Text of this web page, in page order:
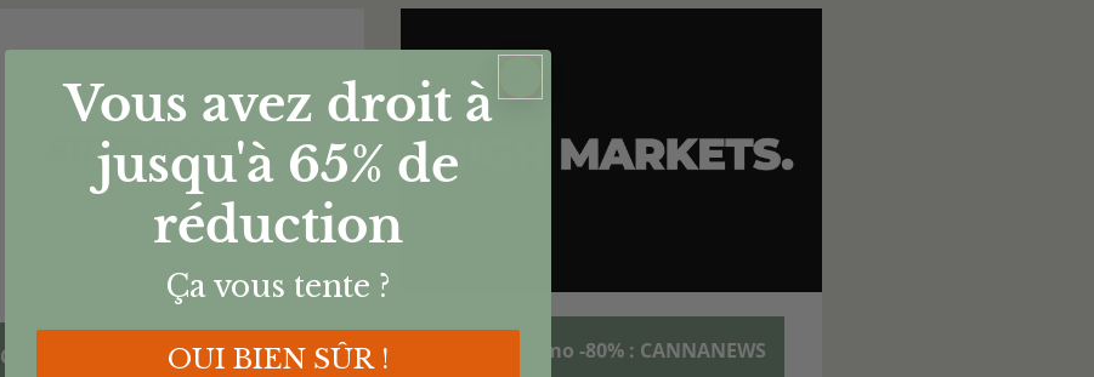
Code Promo -80% : CANNANEWS Code Promo -80% : CANNANEWS
Vous avez droit à
jusqu'à 65% de
réduction
Ça vous tente ?
OUI BIEN SÛR !